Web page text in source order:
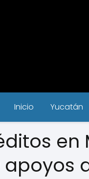
Inicio Yucatán
en
apoyos